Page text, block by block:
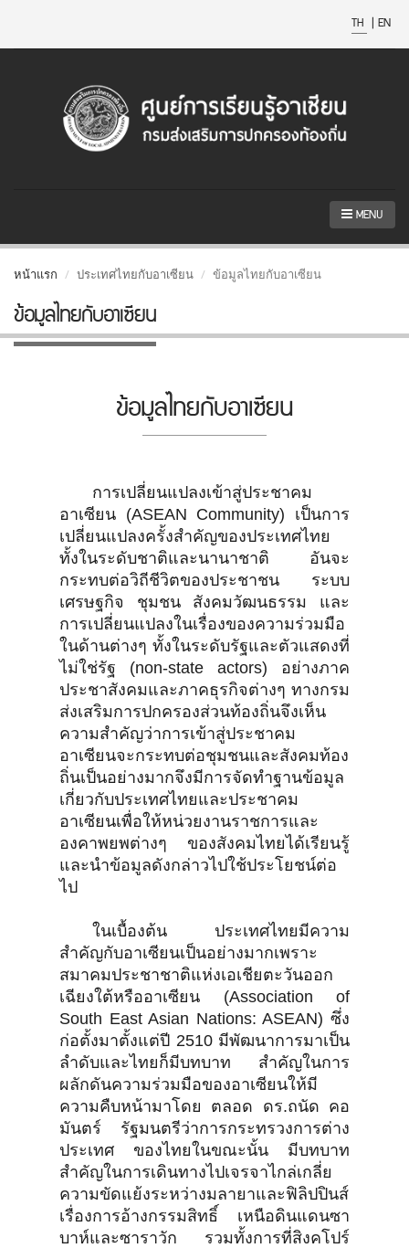
TH | EN
MENU
หน้าแรก ประเทศไทยกับอาเซียน ข้อมูลไทยกับอาเซียน
ข้อมูลไทยกับอาเซียน
ข้อมูลไทยกับอาเซียน
การเปลี่ยนแปลงเข้าสู่ประชาคม
อาเซียน (ASEAN Community) เป็นการ
เปลี่ยนแปลงครั้งสำคัญของประเทศไทย
ทั้งในระดับชาติและนานาชาติ อันจะ
กระทบต่อวิถีชีวิตของประชาชน ระบบ
เศรษฐกิจ ชุมชน สังคมวัฒนธรรม และ
การเปลี่ยนแปลงในเรื่องของความร่วมมือ
ในด้านต่างๆ ทั้งในระดับรัฐและตัวแสดงที่
ไม่ใช่รัฐ (non-state actors) อย่างภาค
ประชาสังคมและภาคธุรกิจต่างๆ ทางกรม
ส่งเสริมการปกครองส่วนท้องถิ่นจึงเห็น
ความสำคัญว่าการเข้าสู่ประชาคม
อาเซียนจะกระทบต่อชุมชนและสังคมท้อง
ถิ่นเป็นอย่างมากจึงมีการจัดทำฐานข้อมูล
เกี่ยวกับประเทศไทยและประชาคม
อาเซียนเพื่อให้หน่วยงานราชการและ
องคาพยพต่างๆ ของสังคมไทยได้เรียนรู้
และนำข้อมูลดังกล่าวไปใช้ประโยชน์ต่อ
ไป
ในเบื้องต้น ประเทศไทยมีความ
สำคัญกับอาเซียนเป็นอย่างมากเพราะ
สมาคมประชาชาติแห่งเอเชียตะวันออก
เฉียงใต้หรืออาเซียน (Association of
South East Asian Nations: ASEAN) ซึ่ง
ก่อตั้งมาตั้งแต่ปี 2510 มีพัฒนาการมาเป็น
ลำดับและไทยก็มีบทบาท สำคัญในการ
ผลักดันความร่วมมือของอาเซียนให้มี
ความคืบหน้ามาโดย ตลอด ดร.ถนัด คอ
มันตร์ รัฐมนตรีว่าการกระทรวงการต่าง
ประเทศ ของไทยในขณะนั้น มีบทบาท
สำคัญในการเดินทางไปเจรจาไกล่เกลี่ย
ความขัดแย้งระหว่างมลายาและฟิลิปปินส์
เรื่องการอ้างกรรมสิทธิ์ เหนือดินแดนซา
บาห์และซาราวัก รวมทั้งการที่สิงคโปร์